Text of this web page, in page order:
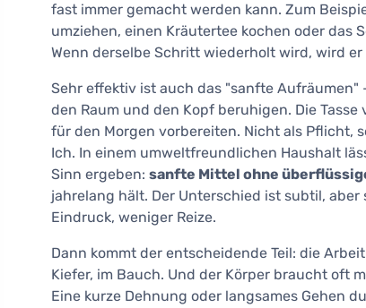
fast immer gemacht werden kann. Zum
umziehen, einen Kräutertee kochen oder das
Wenn derselbe Schritt wiederholt wird, wird
Sehr effektiv ist auch das "sanfte
den Raum und den Kopf beruhigen. Die
für den Morgen vorbereiten. Nicht als Pflicht,
Ich. In einem umweltfreundlichen Haushalt
Sinn ergeben: sanfte Mittel ohne
jahrelang hält. Der Unterschied ist subtil,
Eindruck, weniger Reize.
Dann kommt der entscheidende Teil: die
Kiefer, im Bauch. Und der Körper braucht oft
Eine kurze Dehnung oder langsames Gehen